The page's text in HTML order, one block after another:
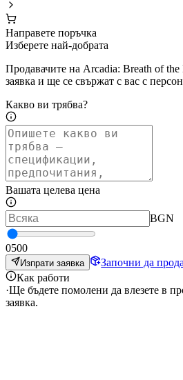
Направете поръчка
Изберете най-добрата
Продавачите на Arcadia: Breath of
заявка и ще се свържат с вас с
Какво ви трябва?
Вашата целева цена
BGN
0500
Изпрати заявка
Започни да
Как работи
·Ще бъдете помолени да влезете в
заявка.